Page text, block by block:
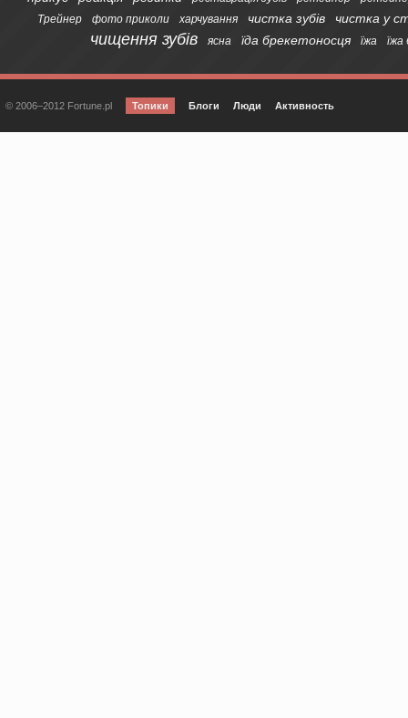
Трейнер
фото приколи харчування чистка зубів чистка у
чищення зубів ясна їда брекетоносця їжа
© 2006–2012 Fortune.pl Топики Блоги Люди Активность